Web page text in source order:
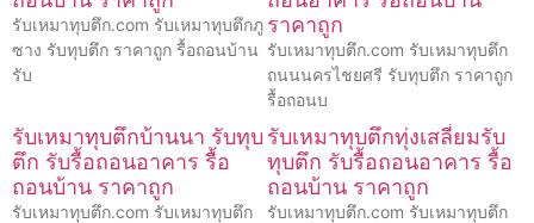
รับเหมาทุบตึก.com รับเหมาทุบตึกภู
ซาง รับทุบตึก ราคาถูก รื้อถอนบ้าน
รับ
ราคาถูก
รับเหมาทุบตึก.com รับเหมาทุบตึก
ถนนนครไชยศรี รับทุบตึก ราคาถูก
รื้อถอนบ
รับเหมาทุบตึกบ้านนา รับทุบ
ตึก รับรื้อถอนอาคาร รื้อ
ถอนบ้าน ราคาถูก
รับเหมาทุบตึก.com รับเหมาทุบตึก
รับเหมาทุบตึกทุ่งเสลี่ยมรับ
ทุบตึก รับรื้อถอนอาคาร รื้อ
ถอนบ้าน ราคาถูก
รับเหมาทุบตึก.com รับเหมาทุบตึก